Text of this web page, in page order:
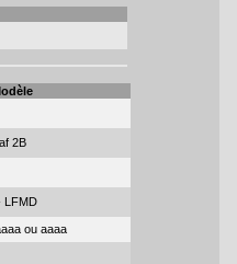
2B
LFMD
ou aaaa